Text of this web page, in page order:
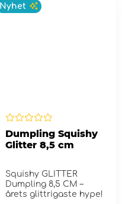
Nyhet
Dumpling Squishy
Glitter 8,5 cm
Squishy GLITTER
Dumpling 8,5 CM –
årets glittrigaste hype!